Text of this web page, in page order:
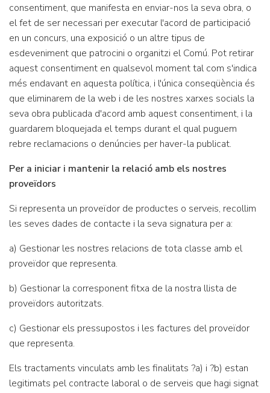
consentiment, que manifesta en enviar-nos la seva obra, o
el fet de ser necessari per executar l'acord de participació
en un concurs, una exposició o un altre tipus de
esdeveniment que patrocini o organitzi el Comú. Pot retirar
aquest consentiment en qualsevol moment tal com s'indica
més endavant en aquesta política, i l'única conseqüència és
que eliminarem de la web i de les nostres xarxes socials la
seva obra publicada d'acord amb aquest consentiment, i la
guardarem bloquejada el temps durant el qual puguem
rebre reclamacions o denúncies per haver-la publicat.
Per a iniciar i mantenir la relació amb els nostres
proveïdors
Si representa un proveïdor de productes o serveis, recollim
les seves dades de contacte i la seva signatura per a:
a) Gestionar les nostres relacions de tota classe amb el
proveïdor que representa.
b) Gestionar la corresponent fitxa de la nostra llista de
proveïdors autoritzats.
c) Gestionar els pressupostos i les factures del proveïdor
que representa.
Els tractaments vinculats amb les finalitats ?a) i ?b) estan
legitimats pel contracte laboral o de serveis que hagi signat